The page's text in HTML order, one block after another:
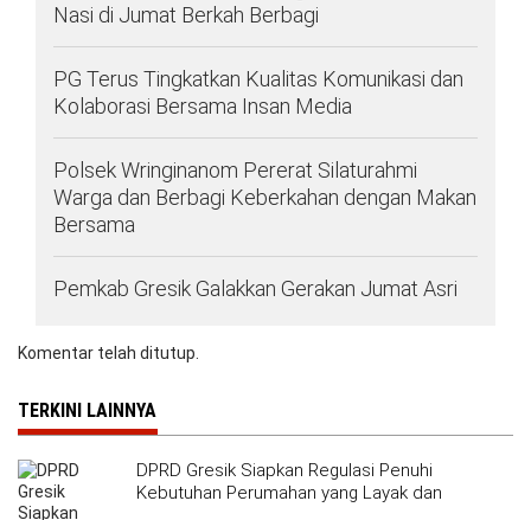
Nasi di Jumat Berkah Berbagi
PG Terus Tingkatkan Kualitas Komunikasi dan
Kolaborasi Bersama Insan Media
Polsek Wringinanom Pererat Silaturahmi
Warga dan Berbagi Keberkahan dengan Makan
Bersama
Pemkab Gresik Galakkan Gerakan Jumat Asri
Komentar telah ditutup.
TERKINI LAINNYA
DPRD Gresik Siapkan Regulasi Penuhi
Kebutuhan Perumahan yang Layak dan